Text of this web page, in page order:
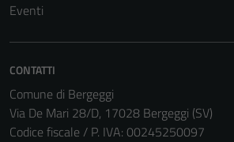
Eventi
CONTATTI
Comune di Bergeggi
Via De Mari 28/D, 17028 Bergeggi (SV)
Codice fiscale / P. IVA: 00245250097